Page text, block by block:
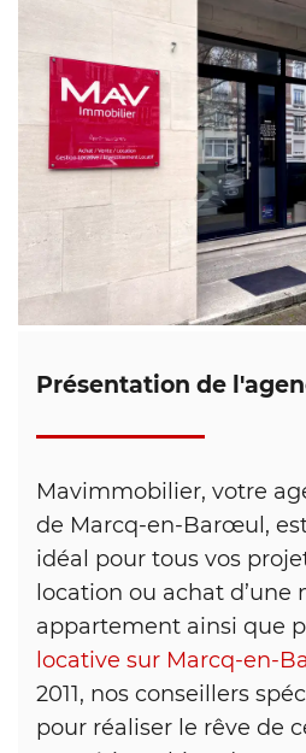
Présentation de
Mavimmobilier, votre
de Marcq-en-Barœul,
idéal pour tous vos
location ou achat d’une
appartement ainsi que
locative sur Marcq-en-
2011, nos conseillers
pour réaliser le rêve de